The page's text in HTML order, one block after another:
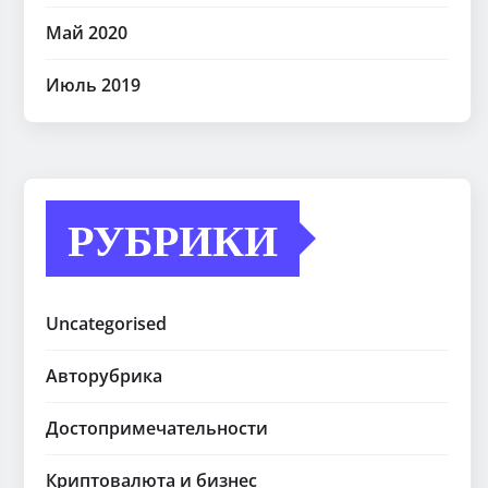
Май 2020
Июль 2019
РУБРИКИ
Uncategorised
Авторубрика
Достопримечательности
Криптовалюта и бизнес